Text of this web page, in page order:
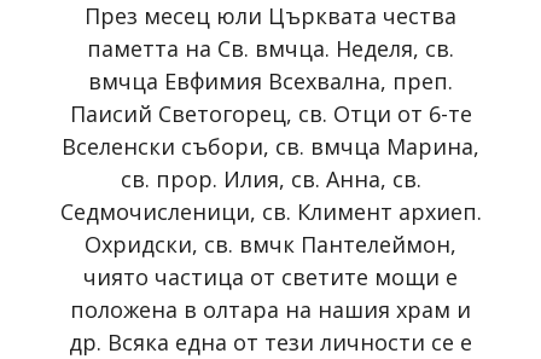
През месец юли Църквата чества
паметта на Св. вмчца. Неделя, св.
вмчца Евфимия Всехвална, преп.
Паисий Светогорец, св. Отци от 6-те
Вселенски събори, св. вмчца Марина,
св. прор. Илия, св. Анна, св.
Седмочисленици, св. Климент архиеп.
Охридски, св. вмчк Пантелеймон,
чиято частица от светите мощи е
положена в олтара на нашия храм и
др. Всяка една от тези личности се е